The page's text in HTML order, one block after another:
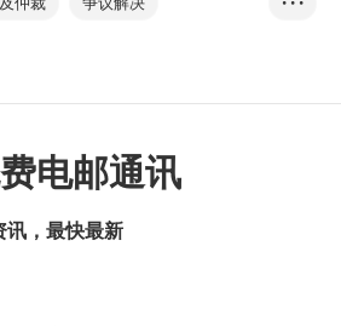
张国钧 许正宇
电邮通讯
讯，最快最新